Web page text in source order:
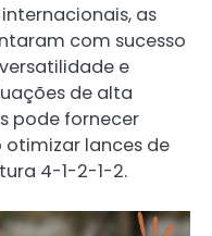
as
com sucesso
e
de alta
pode fornecer
otimizar lances de
4-1-2-1-2.